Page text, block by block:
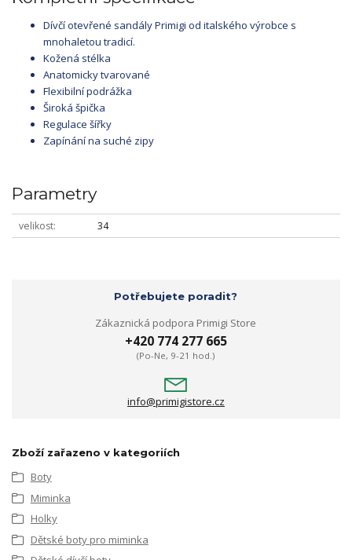
Dívčí otevřené sandály Primigi od italského výrobce s
mnohaletou tradicí.
Kožená stélka
Anatomicky tvarované
Flexibilní podrážka
Široká špička
Regulace šířky
Zapínání na suché zipy
Parametry
velikost 34
Potřebujete poradit?
Zákaznická podpora Primigi Store
+420 774 277 665
(Po-Ne, 9-21 hod.)
info@primigistore.cz
Zboží zařazeno v kategoriích
Boty
Miminka
Holky
Dětské boty pro miminka